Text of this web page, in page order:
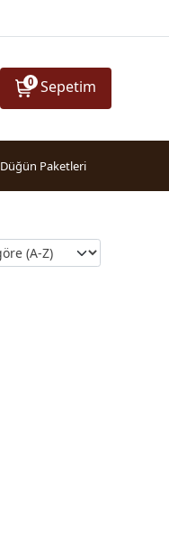
0 Sepetim
Düğün Paketleri